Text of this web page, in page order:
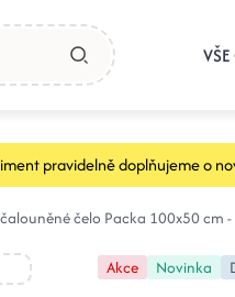
pravidelně doplňujeme o
čelo Packa 100x50 cm
Akce Novinka